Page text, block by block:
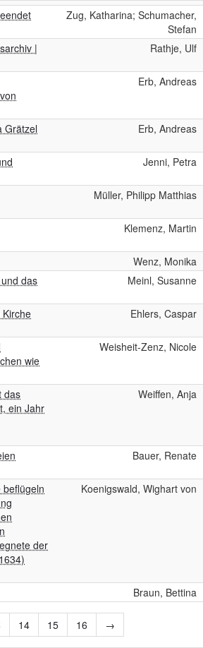
Zug, Katharina; Schumacher,
Stefan
|
Rathje, Ulf
Erb, Andreas
Grätzel
Erb, Andreas
Jenni, Petra
Müller, Philipp Matthias
Klemenz, Martin
Wenz, Monika
das
Meinl, Susanne
Ehlers, Caspar
wie
Weisheit-Zenz, Nicole
das
ein Jahr
Weiffen, Anja
Bauer, Renate
der
Koenigswald, Wighart von
Braun, Bettina
14 15 16 →